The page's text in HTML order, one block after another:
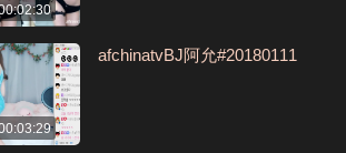
afchinatvBJ阿允#20180111